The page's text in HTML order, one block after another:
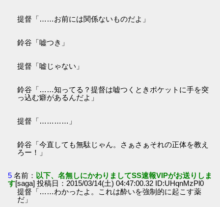
提督「……お前には関係ないものだよ」
鈴谷「嘘つき」
提督「嘘じゃない」
鈴谷「……知ってる？提督は嘘つくときポケットに手を突
っ込む癖があるんだよ」
提督「…………」
鈴谷「今直しても無駄じゃん。さぁさぁそれの正体を教え
ろー！」
5 名前： 以下、名無しにかわりましてSS速報VIPがお送りしま
す[saga] 投稿日：2015/03/14(土) 04:47:00.32 ID:UHqnMzPl0
提督「……わかったよ。これは酔いを強制的に起こす薬
だ」